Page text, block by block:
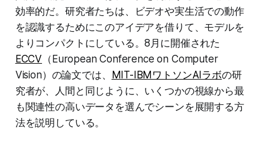
効率的だ。研究者たちは、ビデオや実生活での動作
を認識するためにこのアイデアを借りて、モデルを
よりコンパクトにしている。8月に開催された
ECCV （European Conference on Computer
Vision）の論文では、 MIT-IBMワトソンAIラボの研
究者が、人間と同じように、いくつかの視線から最
も関連性の高いデータを選んでシーンを展開する方
法を説明している。